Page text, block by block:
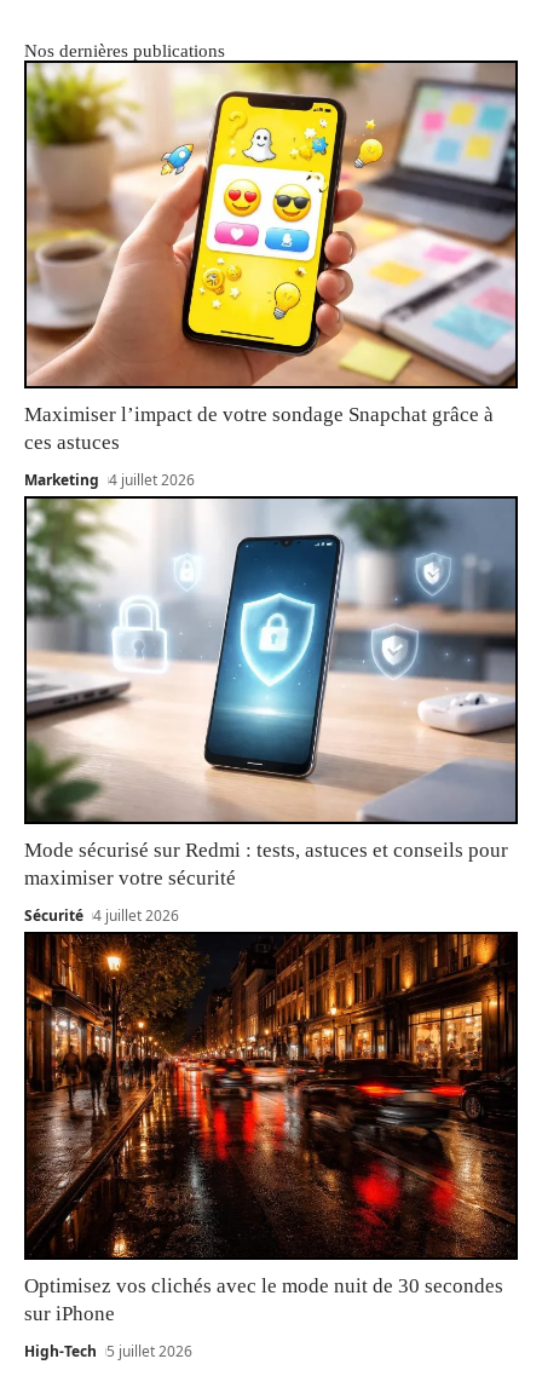
Nos dernières publications
Maximiser l’impact de votre sondage Snapchat grâce à
ces astuces
Marketing 4 juillet 2026
Mode sécurisé sur Redmi : tests, astuces et conseils pour
maximiser votre sécurité
Sécurité 4 juillet 2026
Optimisez vos clichés avec le mode nuit de 30 secondes
sur iPhone
High-Tech 5 juillet 2026